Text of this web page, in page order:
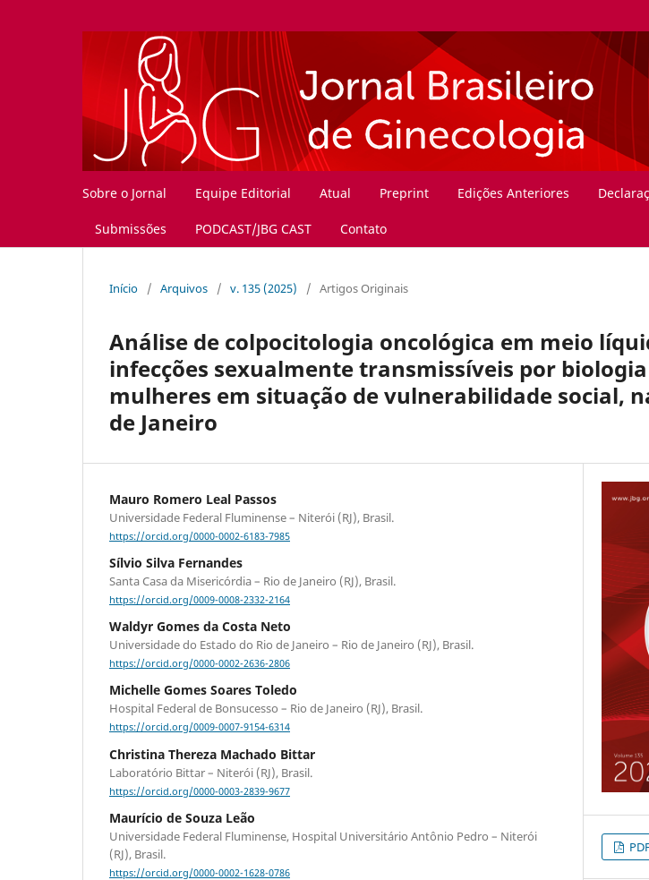
Sobre o Jornal Equipe Editorial Atual Preprint Edições Anteriores
Submissões PODCAST/JBG CAST Contato
Início / Arquivos / v. 135 (2025) / Artigos Originais
Análise de colpocitologia oncológica em meio
infecções sexualmente transmissíveis por
mulheres em situação de vulnerabilidade social,
de Janeiro
Mauro Romero Leal Passos
Universidade Federal Fluminense – Niterói (RJ), Brasil.
https://orcid.org/0000-0002-6183-7985
Sílvio Silva Fernandes
Santa Casa da Misericórdia – Rio de Janeiro (RJ), Brasil.
https://orcid.org/0009-0008-2332-2164
Waldyr Gomes da Costa Neto
Universidade do Estado do Rio de Janeiro – Rio de Janeiro (RJ), Brasil.
https://orcid.org/0000-0002-2636-2806
Michelle Gomes Soares Toledo
Hospital Federal de Bonsucesso – Rio de Janeiro (RJ), Brasil.
https://orcid.org/0009-0007-9154-6314
Christina Thereza Machado Bittar
Laboratório Bittar – Niterói (RJ), Brasil.
https://orcid.org/0000-0003-2839-9677
Maurício de Souza Leão
Universidade Federal Fluminense, Hospital Universitário Antônio Pedro – Niterói
(RJ), Brasil.
https://orcid.org/0000-0002-1628-0786